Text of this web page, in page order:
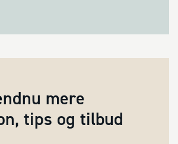
mere
tips og tilbud